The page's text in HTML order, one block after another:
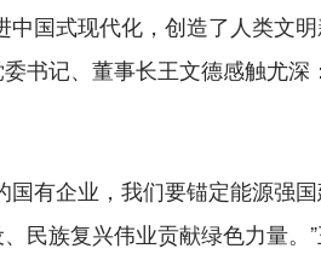
国式现代化，创造了人类文明
书记、董事长王文德感触尤
有企业，我们要锚定能源强国
民族复兴伟业贡献绿色力量。”